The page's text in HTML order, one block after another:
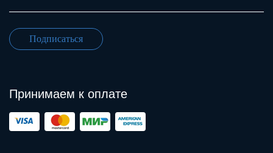
Подписаться
Принимаем к оплате